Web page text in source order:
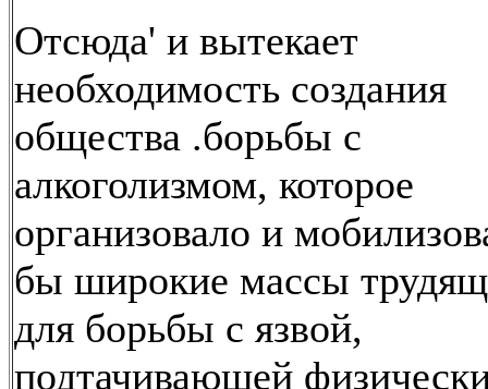
Отсюда' и вытекает
необходимость создания
общества .борьбы с
алкоголизмом, которое
организовало и
бы широкие массы
для борьбы с язвой,
подтачивающей